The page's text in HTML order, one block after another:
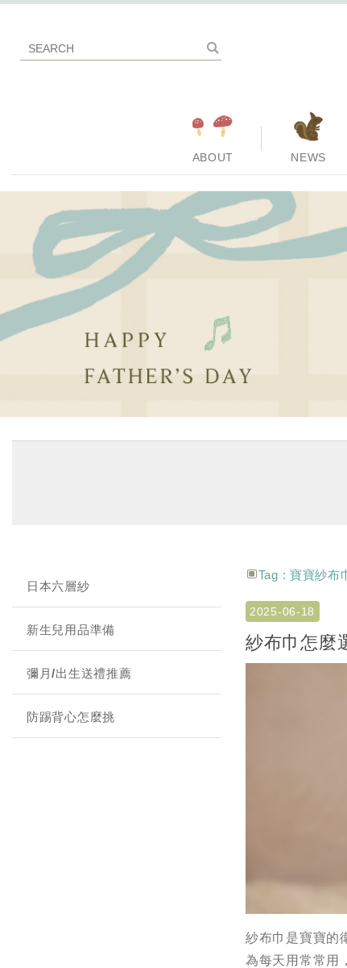
ABOUT NEWS
日本六層紗
新生兒用品準備
彌月/出生送禮推薦
防踢背心怎麼挑
Tag : 寶寶紗布
2025-06-18
紗布巾怎麼
紗布巾是寶寶的
為每天用常常用